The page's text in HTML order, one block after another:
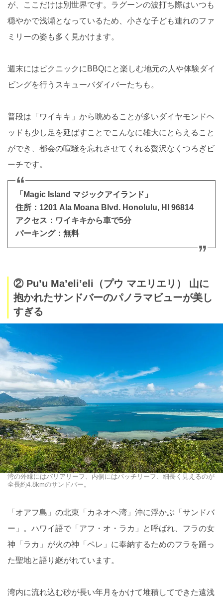
が、ここだけは別世界です。ラグーンの波打ち際はいつも
穏やかで浅瀬となっているため、小さな子ども連れのファ
ミリーの姿も多く見かけます。
週末にはピクニックにBBQにと楽しむ地元の人や体験ダイ
ビングを行うスキューバダイバーたちも。
普段は「ワイキキ」から眺めることが多いダイヤモンドヘ
ッドも少し足を延ばすことでこんなに雄大にとらえること
ができ、都会の喧騒を忘れさせてくれる贅沢なくつろぎビ
ーチです。
「Magic Island マジックアイランド」
住所：1201 Ala Moana Blvd. Honolulu, HI 96814
アクセス：ワイキキから車で5分
パーキング：無料
② Pu’u Ma’eli’eli（プウ マエリエリ） 山に
抱かれたサンドバーのパノラマビューが美し
すぎる
湾の外縁にはバリアリーフ、内側にはパッチリーフ、細長く見えるのが
全長約4.8kmのサンドバー。
「オアフ島」の北東「カネオヘ湾」沖に浮かぶ「サンドバ
ー」。ハワイ語で「アフ・オ・ラカ」と呼ばれ、フラの女
神「ラカ」が火の神「ペレ」に奉納するためのフラを踊っ
た聖地と語り継がれています。
湾内に流れ込む砂が長い年月をかけて堆積してできた遠浅